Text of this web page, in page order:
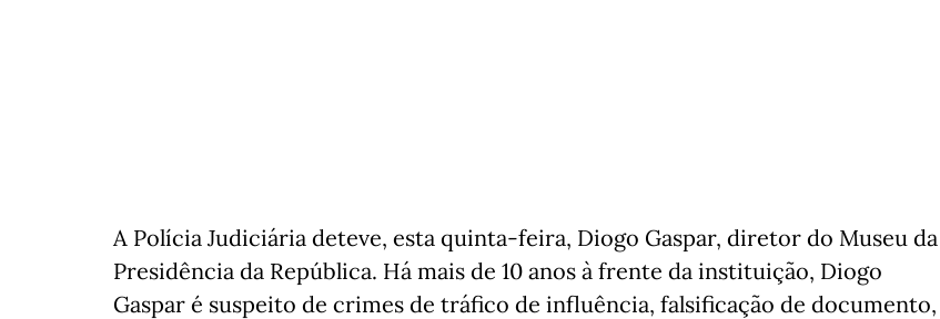
A Polícia Judiciária deteve, esta quinta-feira, Diogo Gaspar, diretor do Museu da
Presidência da República. Há mais de 10 anos à frente da instituição, Diogo
Gaspar é suspeito de crimes de tráfico de influência, falsificação de documento,